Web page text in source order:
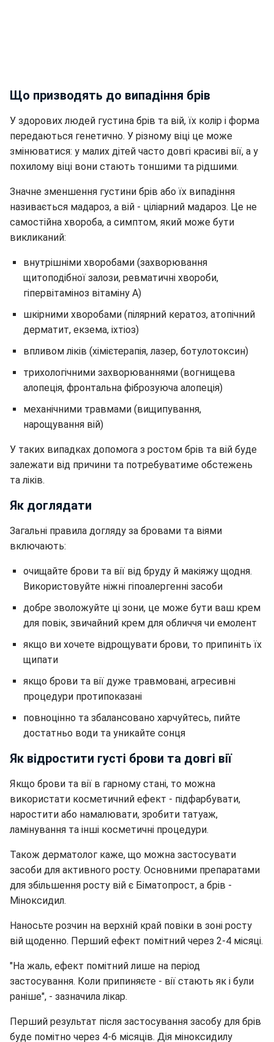
Що призводять до випадіння брів
У здорових людей густина брів та вій, їх колір і форма
передаються генетично. У різному віці це може
змінюватися: у малих дітей часто довгі красиві вії, а у
похилому віці вони стають тоншими та рідшими.
Значне зменшення густини брів або їх випадіння
називається мадароз, а вій - ціліарний мадароз. Це не
самостійна хвороба, а симптом, який може бути
викликаний:
внутрішніми хворобами (захворювання
щитоподібної залози, ревматичні хвороби,
гіпервітаміноз вітаміну А)
шкірними хворобами (пілярний кератоз, атопічний
дерматит, екзема, іхтіоз)
впливом ліків (хімієтерапія, лазер, ботулотоксин)
трихологічними захворюваннями (вогнищева
алопеція, фронтальна фіброзуюча алопеція)
механічними травмами (вищипування,
нарощування вій)
У таких випадках допомога з ростом брів та вій буде
залежати від причини та потребуватиме обстежень
та ліків.
Як доглядати
Загальні правила догляду за бровами та віями
включають:
очищайте брови та вії від бруду й макіяжу щодня.
Використовуйте ніжні гіпоалергенні засоби
добре зволожуйте ці зони, це може бути ваш крем
для повік, звичайний крем для обличчя чи емолент
якщо ви хочете відрощувати брови, то припиніть їх
щипати
якщо брови та вії дуже травмовані, агресивні
процедури протипоказані
повноцінно та збалансовано харчуйтесь, пийте
достатньо води та уникайте сонця
Як відростити густі брови та довгі вії
Якщо брови та вії в гарному стані, то можна
використати косметичний ефект - підфарбувати,
наростити або намалювати, зробити татуаж,
ламінування та інші косметичні процедури.
Також дерматолог каже, що можна застосувати
засоби для активного росту. Основними препаратами
для збільшення росту вій є Біматопрост, а брів -
Міноксидил.
Наносьте розчин на верхній край повіки в зоні росту
вій щоденно. Перший ефект помітний через 2-4 місяці.
"На жаль, ефект помітний лише на період
застосування. Коли припиняєте - вії стають як і були
раніше", - зазначила лікар.
Перший результат після застосування засобу для брів
буде помітно через 4-6 місяців. Дія міноксидилу